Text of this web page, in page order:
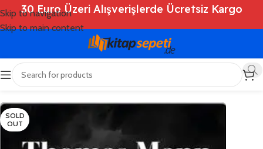
Skip to navigation
Skip to main content
30 Euro Üzeri Alışverişlerde Ücretsiz Kargo
Ana Sayfa Shop
SOLD
OUT